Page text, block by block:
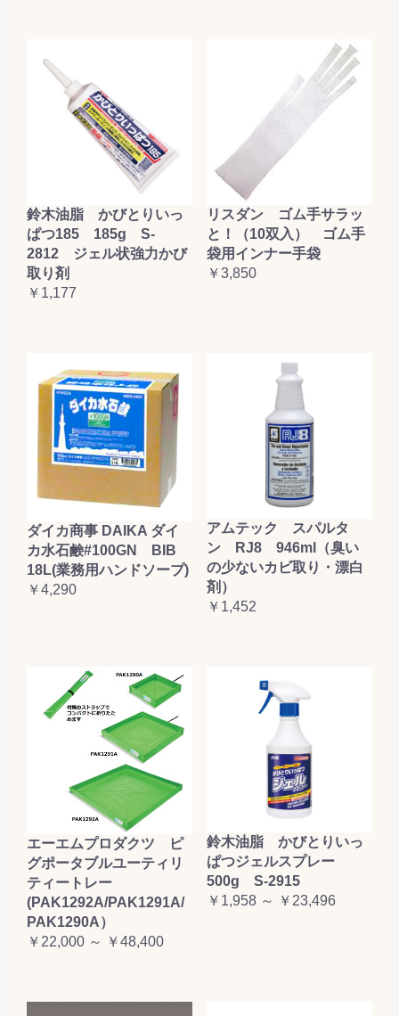
鈴木油脂 かびとりいっ
ぱつ185 185g S-
2812 ジェル状強力かび
取り剤
￥1,177
リスダン ゴム手サラッ
と！（10双入） ゴム手
袋用インナー手袋
￥3,850
ダイカ商事 DAIKA ダイ
カ水石鹸#100GN BIB
18L(業務用ハンドソープ)
￥4,290
アムテック スパルタ
ン RJ8 946ml（臭い
の少ないカビ取り・漂白
剤）
￥1,452
エーエムプロダクツ ピ
グポータブルユーティリ
ティートレー
(PAK1292A/PAK1291A/
PAK1290A）
￥22,000 ～ ￥48,400
鈴木油脂 かびとりいっ
ぱつジェルスプレー
500g S-2915
￥1,958 ～ ￥23,496